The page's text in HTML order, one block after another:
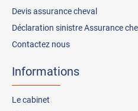
Devis assurance cheval
Déclaration sinistre Assurance
Contactez nous
Informations
Le cabinet